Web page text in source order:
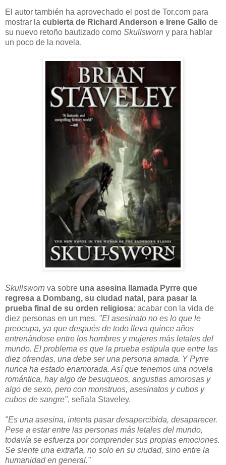
El autor también ha aprovechado el post de Tor.com para
mostrar la cubierta de Richard Anderson e Irene Gallo de
su nuevo retoño bautizado como Skullsworn y para hablar
un poco de la novela.
Skullsworn va sobre una asesina llamada Pyrre que
regresa a Dombang, su ciudad natal, para pasar la
prueba final de su orden religiosa: acabar con la vida de
diez personas en un mes. "El asesinato no es lo que le
preocupa, ya que después de todo lleva quince años
entrenándose entre los hombres y mujeres más letales del
mundo. El problema es que la prueba estipula que entre las
diez ofrendas, una debe ser una persona amada. Y Pyrre
nunca ha estado enamorada. Así que tenemos una novela
romántica, hay algo de besuqueos, angustias amorosas y
algo de sexo, pero con monstruos, asesinatos y cubos y
cubos de sangre", señala Staveley.
"Es una asesina, intenta pasar desapercibida, desaparecer.
Pese a estar entre las personas más letales del mundo,
todavía se esfuerza por comprender sus propias emociones.
Se siente una extraña, no solo en su ciudad, sino entre la
humanidad en general."